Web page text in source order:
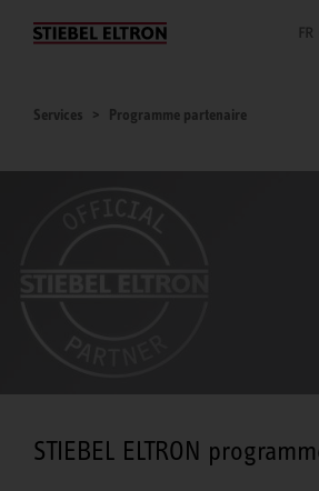
Entreprise
Services Programme partenaire
STIEBEL ELTRON